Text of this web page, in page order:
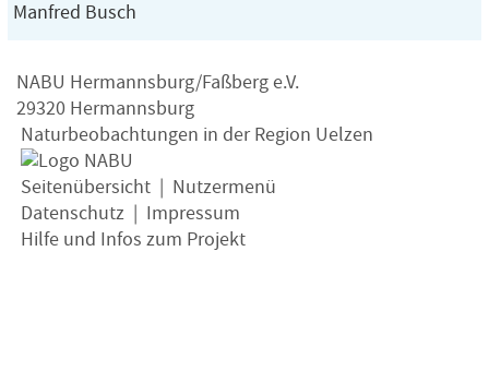
Manfred Busch
NABU Hermannsburg/Faßberg e.V.
29320 Hermannsburg
Naturbeobachtungen in der Region Uelzen
Seitenübersicht
Nutzermenü
Datenschutz
Impressum
Hilfe und Infos zum Projekt